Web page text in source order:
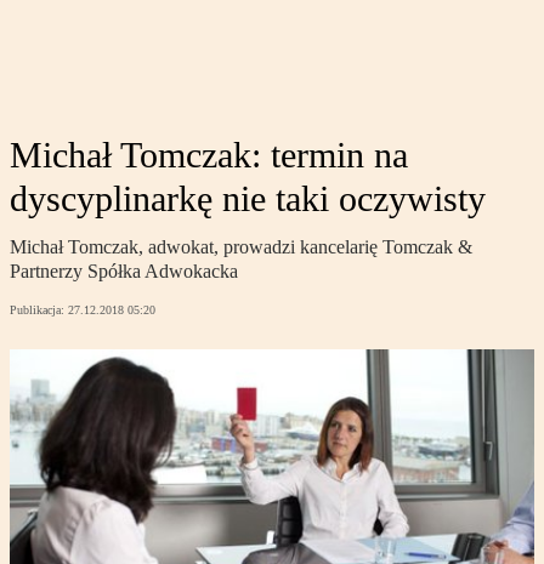
Michał Tomczak: termin na
dyscyplinarkę nie taki oczywisty
Michał Tomczak, adwokat, prowadzi kancelarię Tomczak &
Partnerzy Spółka Adwokacka
Publikacja: 27.12.2018 05:20